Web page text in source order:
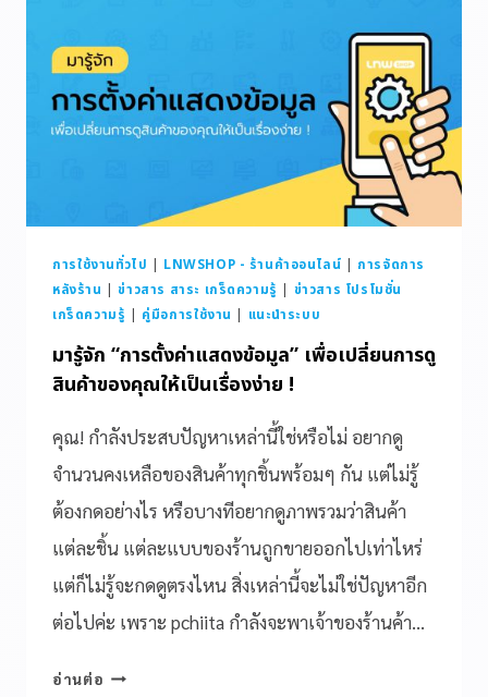
การใช้งานทั่วไป | LNWSHOP - ร้านค้าออนไลน์ | การจัดการ
หลังร้าน |ข่าวสาร สาระ เกร็ดความรู้ | ข่าวสาร โปรโมชั่น
เกร็ดความรู้ | คู่มือการใช้งาน | แนะนำระบบ
มารู้จัก “การตั้งค่าแสดงข้อมูล” เพื่อเปลี่ยนการดู
สินค้าของคุณให้เป็นเรื่องง่าย !
คุณ! กำลังประสบปัญหาเหล่านี้ใช่หรือไม่ อยากดู
จำนวนคงเหลือของสินค้าทุกชิ้นพร้อมๆ กัน แต่ไม่รู้
ต้องกดอย่างไร หรือบางทีอยากดูภาพรวมว่าสินค้า
แต่ละชิ้น แต่ละแบบของร้านถูกขายออกไปเท่าไหร่
แต่ก็ไม่รู้จะกดดูตรงไหน สิ่งเหล่านี้จะไม่ใช่ปัญหาอีก
ต่อไปค่ะ เพราะ pchiita กำลังจะพาเจ้าของร้านค้า…
อ่านต่อ